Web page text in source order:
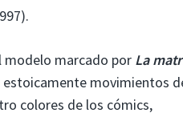
modelo marcado por La
estoicamente movimientos
colores de los cómics,